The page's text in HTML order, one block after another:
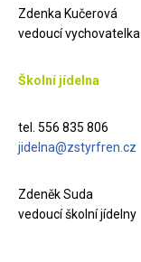
Zdenka Kučerová
vedoucí vychovatelka
Školní jídelna
tel. 556 835 806
jidelna@zstyrfren.cz
Zdeněk Suda
vedoucí školní jídelny